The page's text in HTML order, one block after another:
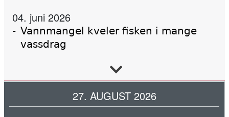
04. juni 2026
Vannmangel kveler fisken i mange
vassdrag
27. AUGUST 2026